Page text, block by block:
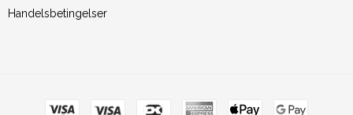
Handelsbetingelser